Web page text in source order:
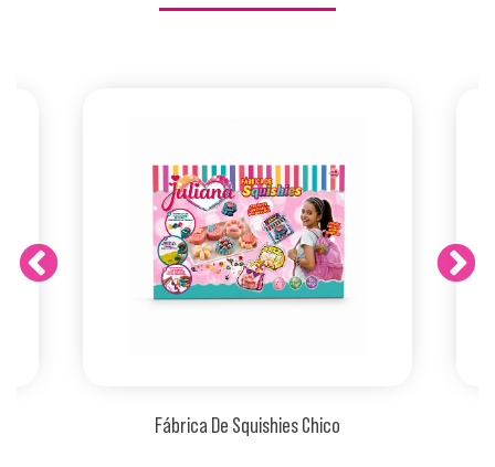
Fábrica De Squishies Chico